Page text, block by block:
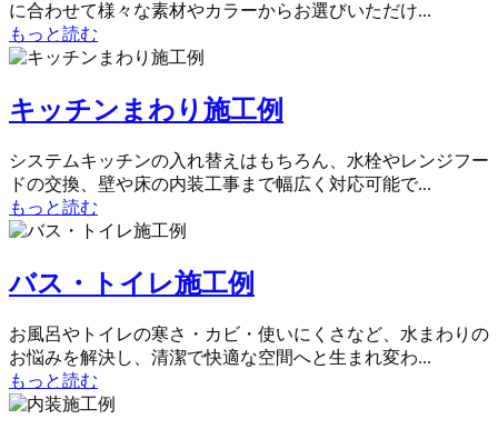
に合わせて様々な素材やカラーからお選びいただけ...
もっと読む
キッチンまわり施工例
システムキッチンの入れ替えはもちろん、水栓やレンジフー
ドの交換、壁や床の内装工事まで幅広く対応可能で...
もっと読む
バス・トイレ施工例
お風呂やトイレの寒さ・カビ・使いにくさなど、水まわりの
お悩みを解決し、清潔で快適な空間へと生まれ変わ...
もっと読む